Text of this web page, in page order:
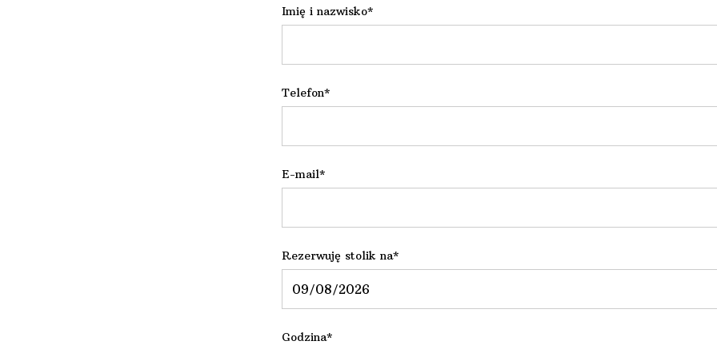
Imię i nazwisko*
Telefon*
E-mail*
Rezerwuję stolik na*
Godzina*